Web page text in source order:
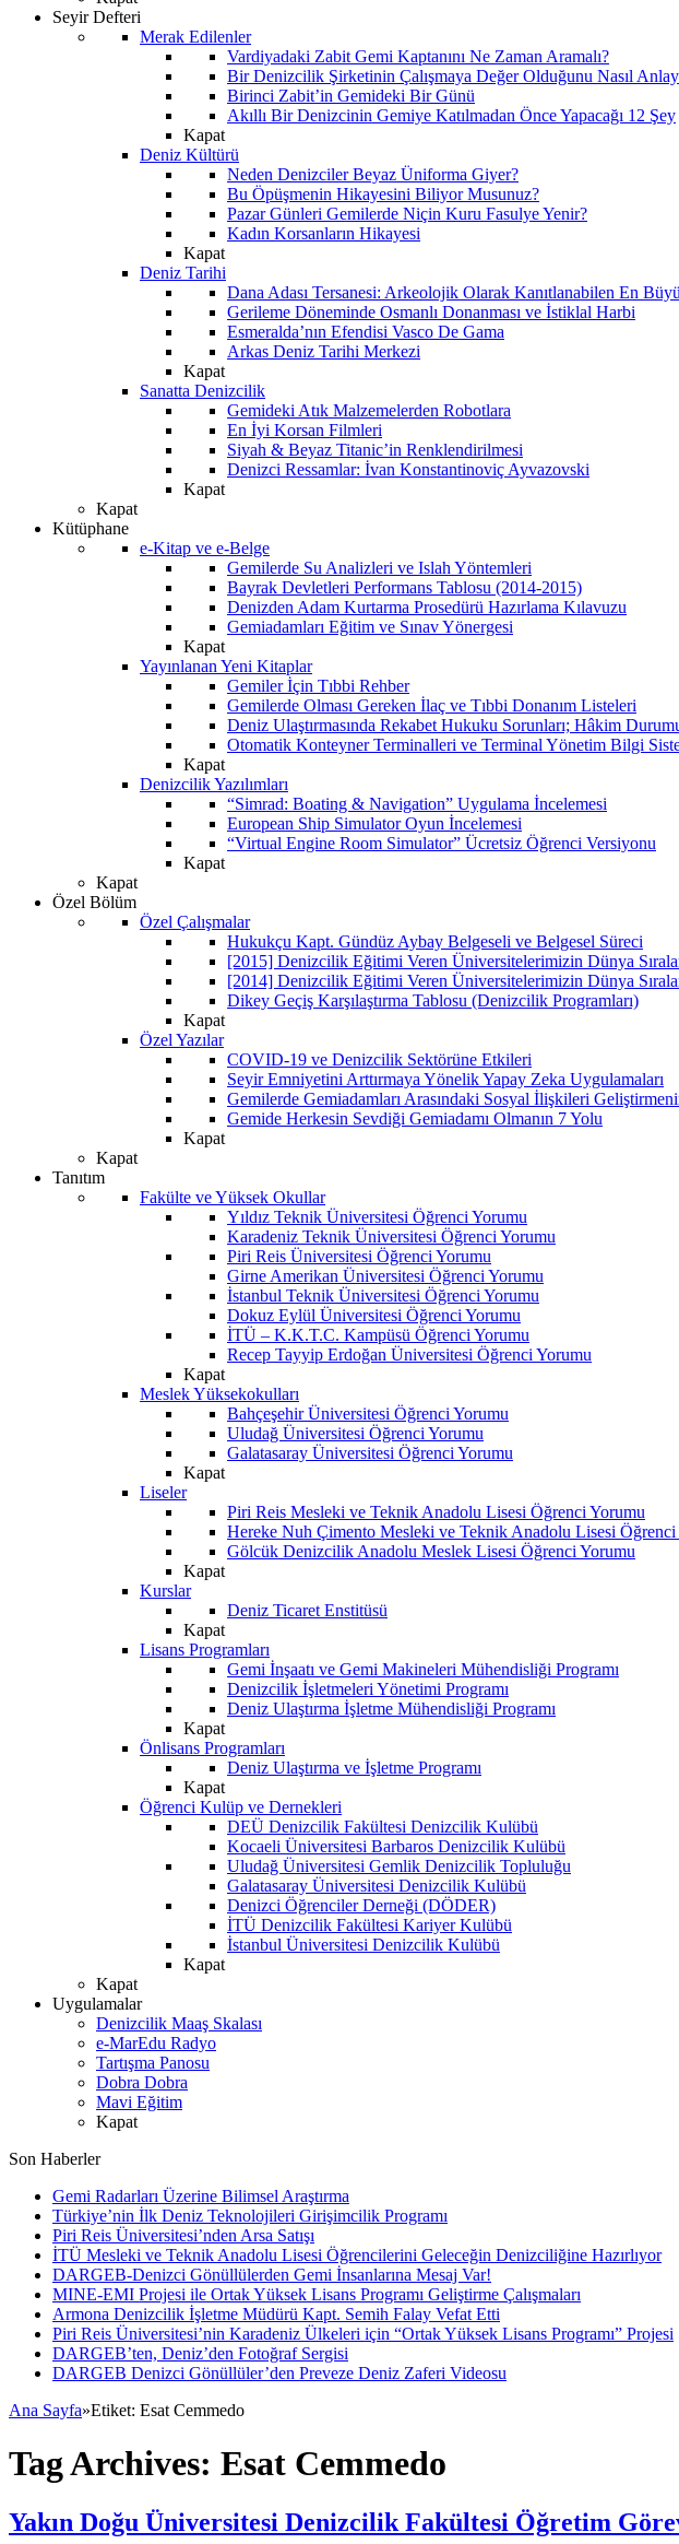
Seyir Defteri
Merak Edilenler
Vardiyadaki Zabit Gemi Kaptanını Ne Zaman Aramalı?
Bir Denizcilik Şirketinin Çalışmaya Değer Olduğunu Nasıl
Birinci Zabit’in Gemideki Bir Günü
Akıllı Bir Denizcinin Gemiye Katılmadan Önce Yapacağı 12 Şey
Kapat
Deniz Kültürü
Neden Denizciler Beyaz Üniforma Giyer?
Bu Öpüşmenin Hikayesini Biliyor Musunuz?
Pazar Günleri Gemilerde Niçin Kuru Fasulye Yenir?
Kadın Korsanların Hikayesi
Kapat
Deniz Tarihi
Dana Adası Tersanesi: Arkeolojik Olarak Kanıtlanabilen En
Gerileme Döneminde Osmanlı Donanması ve İstiklal Harbi
Esmeralda’nın Efendisi Vasco De Gama
Arkas Deniz Tarihi Merkezi
Kapat
Sanatta Denizcilik
Gemideki Atık Malzemelerden Robotlara
En İyi Korsan Filmleri
Siyah & Beyaz Titanic’in Renklendirilmesi
Denizci Ressamlar: İvan Konstantinoviç Ayvazovski
Kapat
Kapat
Kütüphane
e-Kitap ve e-Belge
Gemilerde Su Analizleri ve Islah Yöntemleri
Bayrak Devletleri Performans Tablosu (2014-2015)
Denizden Adam Kurtarma Prosedürü Hazırlama Kılavuzu
Gemiadamları Eğitim ve Sınav Yönergesi
Kapat
Yayınlanan Yeni Kitaplar
Gemiler İçin Tıbbi Rehber
Gemilerde Olması Gereken İlaç ve Tıbbi Donanım Listeleri
Deniz Ulaştırmasında Rekabet Hukuku Sorunları; Hâkim
Otomatik Konteyner Terminalleri ve Terminal Yönetim Bilgi
Kapat
Denizcilik Yazılımları
“Simrad: Boating & Navigation” Uygulama İncelemesi
European Ship Simulator Oyun İncelemesi
“Virtual Engine Room Simulator” Ücretsiz Öğrenci Versiyonu
Kapat
Kapat
Özel Bölüm
Özel Çalışmalar
Hukukçu Kapt. Gündüz Aybay Belgeseli ve Belgesel Süreci
[2015] Denizcilik Eğitimi Veren Üniversitelerimizin Dünya
[2014] Denizcilik Eğitimi Veren Üniversitelerimizin Dünya
Dikey Geçiş Karşılaştırma Tablosu (Denizcilik Programları)
Kapat
Özel Yazılar
COVID-19 ve Denizcilik Sektörüne Etkileri
Seyir Emniyetini Arttırmaya Yönelik Yapay Zeka Uygulamaları
Gemilerde Gemiadamları Arasındaki Sosyal İlişkileri
Gemide Herkesin Sevdiği Gemiadamı Olmanın 7 Yolu
Kapat
Kapat
Tanıtım
Fakülte ve Yüksek Okullar
Yıldız Teknik Üniversitesi Öğrenci Yorumu
Karadeniz Teknik Üniversitesi Öğrenci Yorumu
Piri Reis Üniversitesi Öğrenci Yorumu
Girne Amerikan Üniversitesi Öğrenci Yorumu
İstanbul Teknik Üniversitesi Öğrenci Yorumu
Dokuz Eylül Üniversitesi Öğrenci Yorumu
İTÜ – K.K.T.C. Kampüsü Öğrenci Yorumu
Recep Tayyip Erdoğan Üniversitesi Öğrenci Yorumu
Kapat
Meslek Yüksekokulları
Bahçeşehir Üniversitesi Öğrenci Yorumu
Uludağ Üniversitesi Öğrenci Yorumu
Galatasaray Üniversitesi Öğrenci Yorumu
Kapat
Liseler
Piri Reis Mesleki ve Teknik Anadolu Lisesi Öğrenci Yorumu
Hereke Nuh Çimento Mesleki ve Teknik Anadolu Lisesi Öğrenci
Gölcük Denizcilik Anadolu Meslek Lisesi Öğrenci Yorumu
Kapat
Kurslar
Deniz Ticaret Enstitüsü
Kapat
Lisans Programları
Gemi İnşaatı ve Gemi Makineleri Mühendisliği Programı
Denizcilik İşletmeleri Yönetimi Programı
Deniz Ulaştırma İşletme Mühendisliği Programı
Kapat
Önlisans Programları
Deniz Ulaştırma ve İşletme Programı
Kapat
Öğrenci Kulüp ve Dernekleri
DEÜ Denizcilik Fakültesi Denizcilik Kulübü
Kocaeli Üniversitesi Barbaros Denizcilik Kulübü
Uludağ Üniversitesi Gemlik Denizcilik Topluluğu
Galatasaray Üniversitesi Denizcilik Kulübü
Denizci Öğrenciler Derneği (DÖDER)
İTÜ Denizcilik Fakültesi Kariyer Kulübü
İstanbul Üniversitesi Denizcilik Kulübü
Kapat
Kapat
Uygulamalar
Denizcilik Maaş Skalası
e-MarEdu Radyo
Tartışma Panosu
Dobra Dobra
Mavi Eğitim
Kapat
Son Haberler
Gemi Radarları Üzerine Bilimsel Araştırma
Türkiye’nin İlk Deniz Teknolojileri Girişimcilik Programı
Piri Reis Üniversitesi’nden Arsa Satışı
İTÜ Mesleki ve Teknik Anadolu Lisesi Öğrencilerini Geleceğin Denizciliğine Hazırlıyor
DARGEB-Denizci Gönüllülerden Gemi İnsanlarına Mesaj Var!
MINE-EMI Projesi ile Ortak Yüksek Lisans Programı Geliştirme Çalışmaları
Armona Denizcilik İşletme Müdürü Kapt. Semih Falay Vefat Etti
Piri Reis Üniversitesi’nin Karadeniz Ülkeleri için “Ortak Yüksek Lisans Programı” Projesi
DARGEB’ten, Deniz’den Fotoğraf Sergisi
DARGEB Denizci Gönüllüler’den Preveze Deniz Zaferi Videosu
Ana Sayfa»Etiket: Esat Cemmedo
Tag Archives: Esat Cemmedo
Yakın Doğu Üniversitesi Denizcilik Fakültesi Öğretim